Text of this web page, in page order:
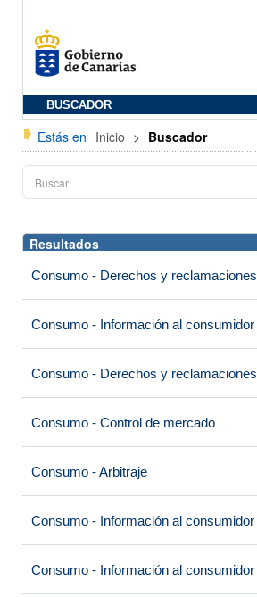
BUSCADOR
Estás en Inicio > Buscador
Resultados
Consumo - Derechos y reclamaciones
Consumo - Información al consumidor
Consumo - Derechos y reclamaciones
Consumo - Control de mercado
Consumo - Arbitraje
Consumo - Información al consumidor
Consumo - Información al consumidor